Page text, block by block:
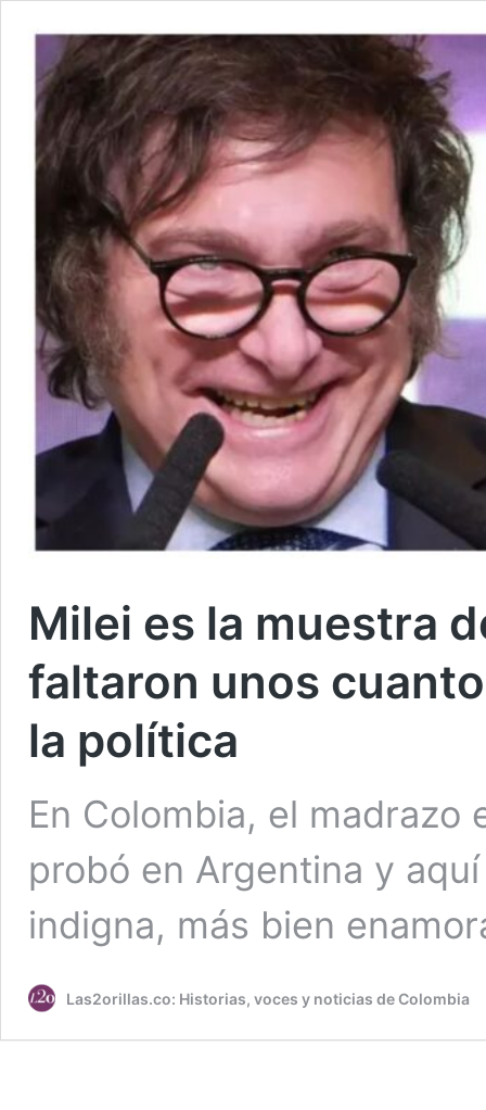
Milei es la muestra
faltaron unos
la política
En Colombia, el
probó en Argentina y
indigna, más bien
Las2orillas.co: Historias, voces y noticias de Colombia